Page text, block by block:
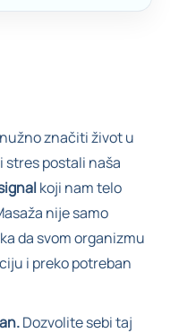
značiti život u
stres postali naša
koji nam telo
nije samo
da svom organizmu
i preko potreban
Dozvolite sebi taj